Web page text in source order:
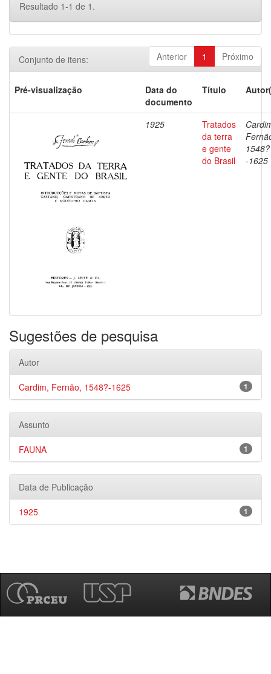
Resultado 1-1 de 1.
Anterior 1 Próximo
Conjunto de itens:
Pré-visualização
Data do
documento
Título
1925
Tratados
da terra
e gente
do Brasil
1548?
-1625
Sugestões de pesquisa
Autor
1
Cardim, Fernão, 1548?-1625
Assunto
1
FAUNA
Data de Publicação
1
1925